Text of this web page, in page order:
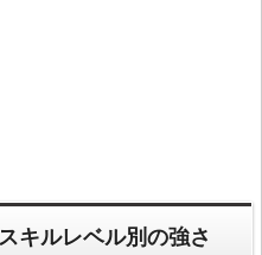
キルレベル別の強さ